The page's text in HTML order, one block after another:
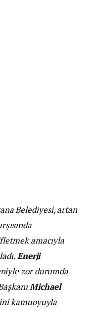
Belediyesi, artan
amacıyla
Enerji
zor durumda
Michael
kamuoyuyla